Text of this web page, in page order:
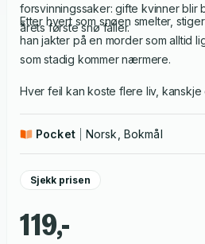
forsvinningssaker: gifte kvinner blir
årets første snø faller.
Etter hvert som snøen smelter,
han jakter på en morder som alltid
som stadig kommer nærmere.
Hver feil kan koste flere liv, kanskje
Pocket Norsk, Bokmål
Sjekk prisen
119,-